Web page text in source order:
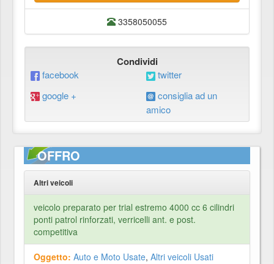
3358050055
Condividi
facebook
twitter
google +
consiglia ad un
amico
OFFRO
Altri veicoli
veicolo preparato per trial estremo 4000 cc 6 cilindri
ponti patrol rinforzati, verricelli ant. e post.
competitiva
Oggetto: Auto e Moto Usate, Altri veicoli Usati